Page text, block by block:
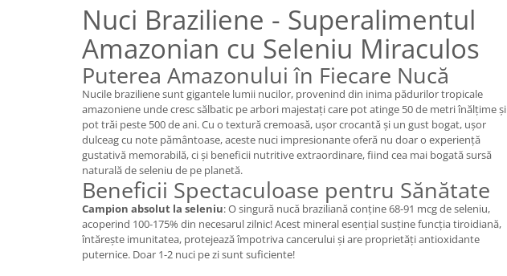
Nuci Braziliene - Superalimentul
Amazonian cu Seleniu Miraculos
Puterea Amazonului în Fiecare Nucă
Nucile braziliene sunt gigantele lumii nucilor, provenind din inima pădurilor tropicale
amazoniene unde cresc sălbatic pe arbori majestați care pot atinge 50 de metri înălțime și
pot trăi peste 500 de ani. Cu o textură cremoasă, ușor crocantă și un gust bogat, ușor
dulceag cu note pământoase, aceste nuci impresionante oferă nu doar o experiență
gustativă memorabilă, ci și beneficii nutritive extraordinare, fiind cea mai bogată sursă
naturală de seleniu de pe planetă.
Beneficii Spectaculoase pentru Sănătate
Campion absolut la seleniu: O singură nucă braziliană conține 68-91 mcg de seleniu,
acoperind 100-175% din necesarul zilnic! Acest mineral esențial susține funcția tiroidiană,
întărește imunitatea, protejează împotriva cancerului și are proprietăți antioxidante
puternice. Doar 1-2 nuci pe zi sunt suficiente!